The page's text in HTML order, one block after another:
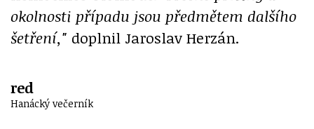
okolnosti případu jsou předmětem dalšího
šetření," doplnil Jaroslav Herzán.
red
Hanácký večerník